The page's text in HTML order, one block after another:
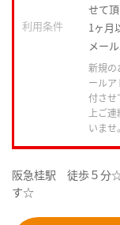
せて頂
利用条件
1ヶ月
メー
新規の
ール
付させ
上ご
いませ。
阪急桂駅 徒歩５分☆
す☆